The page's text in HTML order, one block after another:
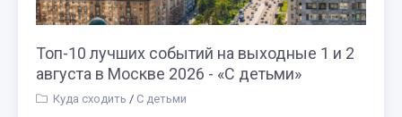
Топ-10 лучших событий на выходные 1 и 2
августа в Москве 2026 - «С детьми»
Куда сходить / С детьми